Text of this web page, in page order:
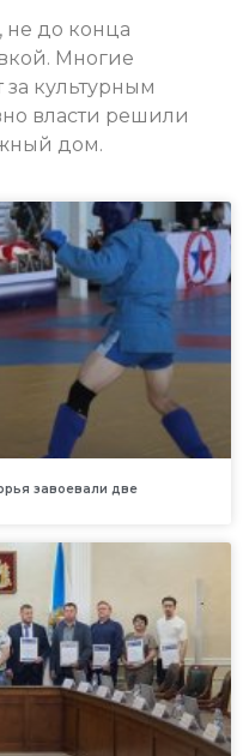
не до конца
Многие
за культурным
власти решили
дом.
завоевали две